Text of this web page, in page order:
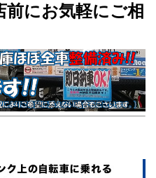
にお気軽にご相